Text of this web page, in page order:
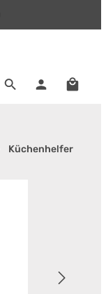
Küchenhelfer